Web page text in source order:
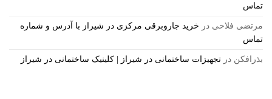
تماس
مرتضی فلاحی در خرید جاروبرقی مرکزی در شیراز با آدرس و شماره
تماس
بذرافكن در تجهیزات ساختمانی در شیراز | کلینیک ساختمانی در شیراز